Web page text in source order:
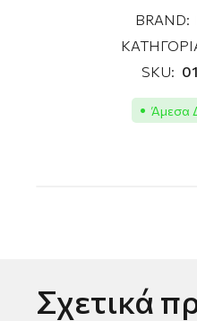
BRAND:
SKU:
Άμεσα
Σχετικά